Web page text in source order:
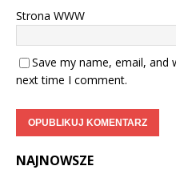
Strona WWW
Save my name, email,
next time I comment.
NAJNOWSZE